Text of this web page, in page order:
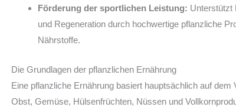
Förderung der sportlichen Leistung: Unterstützt
und Regeneration durch hochwertige pflanzliche
Nährstoffe.
Die Grundlagen der pflanzlichen Ernährung
Eine pflanzliche Ernährung basiert hauptsächlich auf dem
Obst, Gemüse, Hülsenfrüchten, Nüssen und